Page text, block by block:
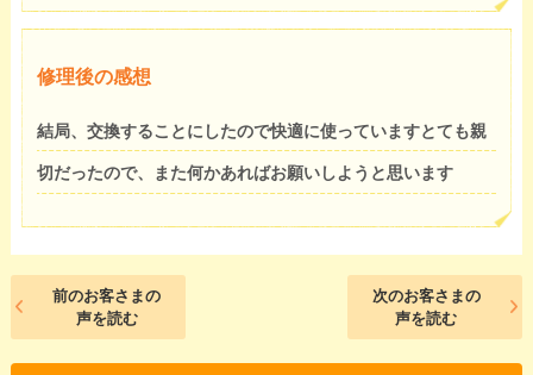
修理後の感想
結局、交換することにしたので快適に使っていますとても親
切だったので、また何かあればお願いしようと思います
前のお客さまの
声を読む
次のお客さまの
声を読む